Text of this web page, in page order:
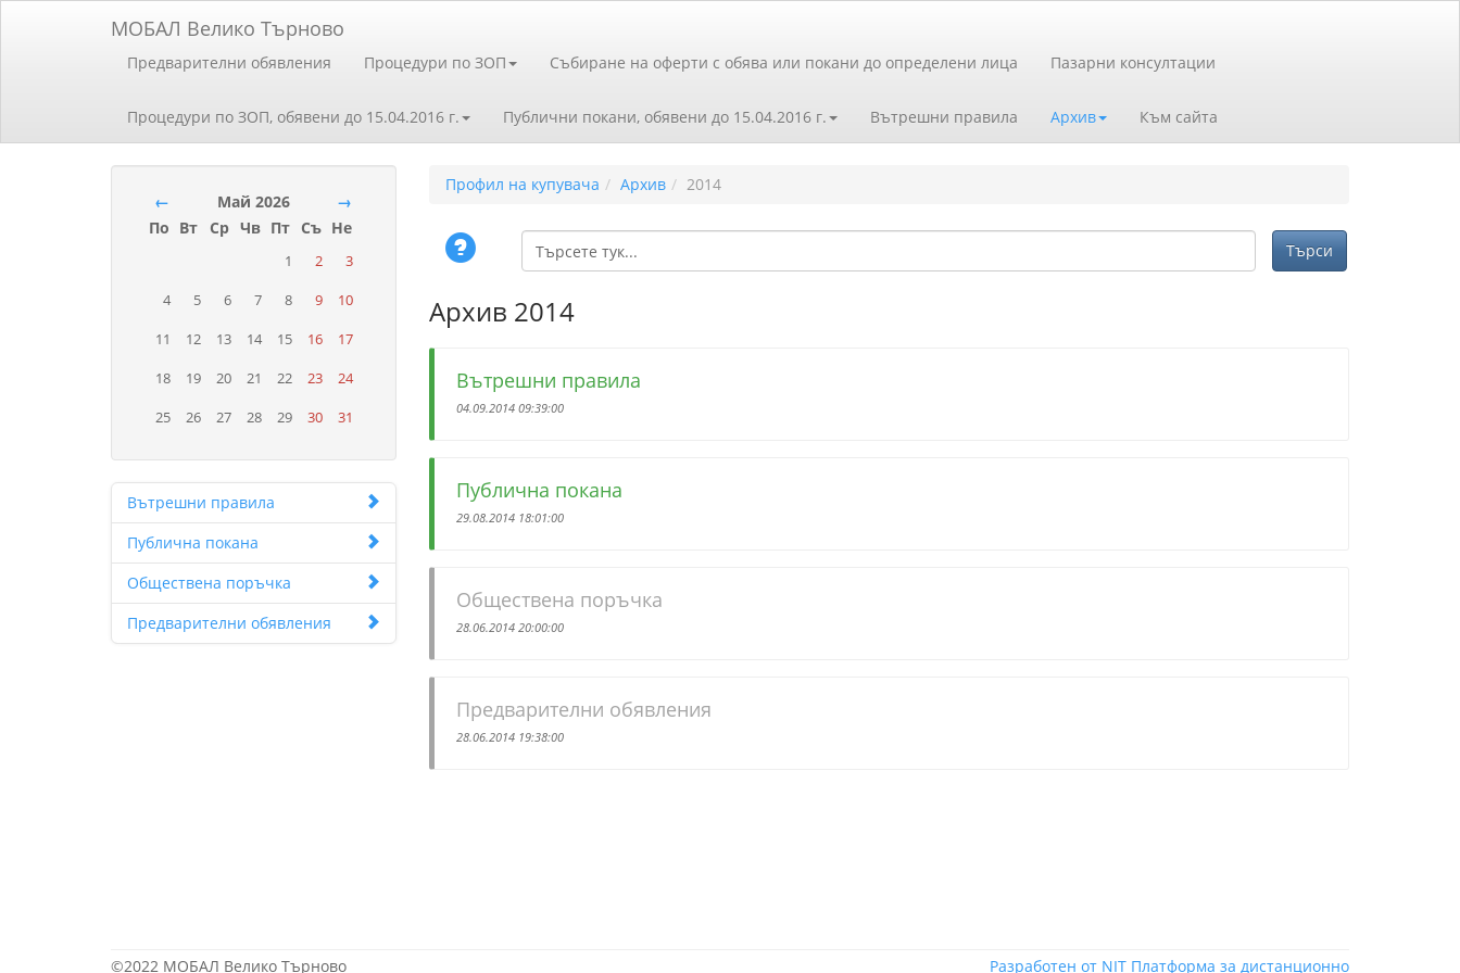
МОБАЛ Велико Търново
Предварителни обявления Процедури по ЗОП Събиране на оферти с обява или покани до определени лица Пазарни консултации
Процедури по ЗОП, обявени до 15.04.2016 г. Публични покани, обявени до 15.04.2016 г. Вътрешни правила Архив Към сайта
← Май 2026
→
По Вт Ср Чв Пт Съ Не
1 2
3
4
5 6 7 8 9
10
11
12 13 14 15 16
17
18
19 20 21 22 23
24
25
26 27 28 29 30 31
Вътрешни правила
Публична покана
Обществена поръчка
Предварителни обявления
Профил на купувача Архив 2014
Архив 2014
Вътрешни правила
04.09.2014 09:39:00
Публична покана
29.08.2014 18:01:00
Обществена поръчка
28.06.2014 20:00:00
Предварителни обявления
28.06.2014 19:38:00
©2022 МОБАЛ Велико Търново Разработен от NIT Платформа за дистанционно